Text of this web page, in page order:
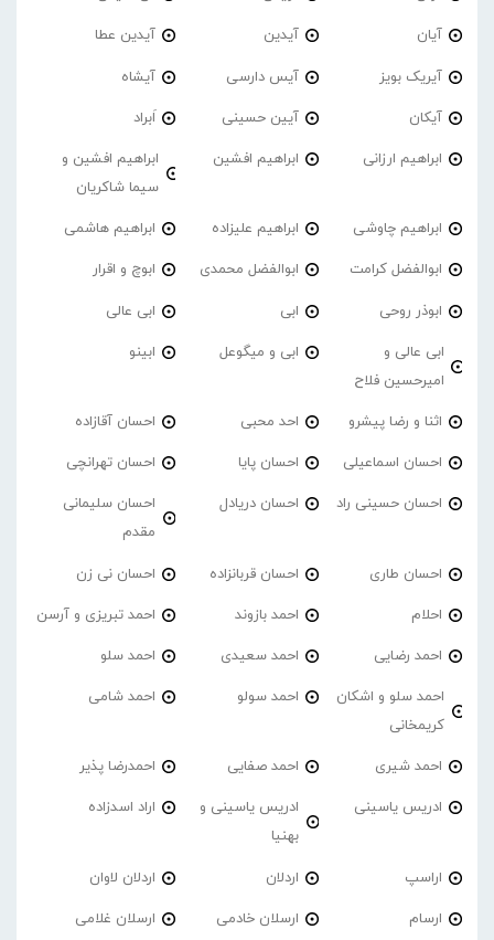
آیان آیدین آیدین عطا
آیریک بویز آیس دارسی آیشاه
آیکان آیین حسینی اَبراد
ابراهیم ارزانی ابراهیم افشین
ابراهیم افشین و
سیما شاکریان
ابراهیم چاوشی ابراهیم علیزاده ابراهیم هاشمی
ابوالفضل کرامت ابوالفضل محمدی ابوچ و اقرار
ابوذر روحی ابی ابی عالی
ابی عالی و
امیرحسین فلاح
ابی و میگوعل ابینو
اثنا و رضا پیشرو احد محبی احسان آقازاده
احسان اسماعیلی احسان پایا احسان تهرانچی
احسان حسینی راد احسان دریادل
احسان سلیمانی
مقدم
احسان طاری احسان قربانزاده احسان نی زن
احلام احمد بازوند احمد تبریزی و آرسن
احمد‌ رضایی احمد سعیدی احمد سلو
احمد سلو و اشکان
کریمخانی
احمد سولو احمد شامی
احمد شیری احمد صفایی احمدرضا پذیر
ادریس یاسینی
ادریس یاسینی و
بهنیا
اراد اسدزاده
اراسپ اردلان اردلان لاوان
ارسام ارسلان خادمی ارسلان غلامی